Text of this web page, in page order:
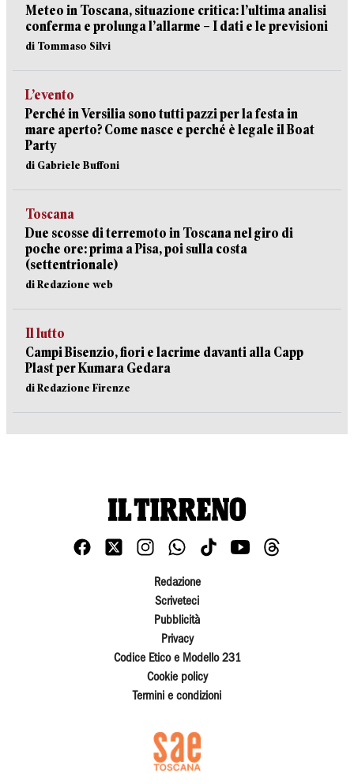
Meteo in Toscana, situazione critica: l’ultima analisi
conferma e prolunga l’allarme – I dati e le previsioni
di Tommaso Silvi
L’evento
Perché in Versilia sono tutti pazzi per la festa in
mare aperto? Come nasce e perché è legale il Boat
Party
di Gabriele Buffoni
Toscana
Due scosse di terremoto in Toscana nel giro di
poche ore: prima a Pisa, poi sulla costa
(settentrionale)
di Redazione web
Il lutto
Campi Bisenzio, fiori e lacrime davanti alla Capp
Plast per Kumara Gedara
di Redazione Firenze
Redazione
Scriveteci
Pubblicità
Privacy
Codice Etico e Modello 231
Cookie policy
Termini e condizioni